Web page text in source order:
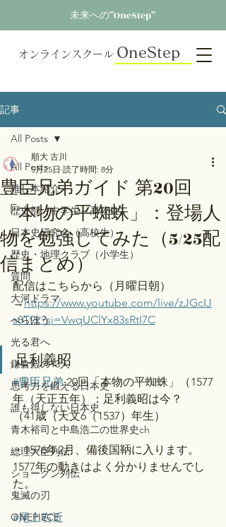
未来への”OneStep”
オンラインスクール OneStep
記事
All Posts
推し本紹介
歴史部（中学生～高校生）
日本史研究会（高校生）
歴史・地理クラブ（小学生）
質問
大河ドラマ
べらぼう
光る君へ
鎌倉殿の13人
思考力を鍛える日本史
誰も得しない日本史
青木裕司と中島浩二の世界史ch
総理大臣列伝
ショーグン列伝
鬼滅の刃
ONEPIECE
All Posts
豊臣兄弟ガイド 第20回
「本物の平蜘蛛」：登場人
物を勉強してみた（5/25配
信まとめ）
順大 古川
5月25日 読了時間: 8分
配信はこちらから（月曜日朝）
→https://www.youtube.com/live/zJGcIJ
s8T9k?si=VwqUClYx83sRtI7C
足利義昭
#豊臣兄弟 20回「本物の平蜘蛛」（1577
年（天正五年）：足利義昭は今？
（41歳（天文6（1537）年生）
・1576年2月、備後国鞆に入ります。
1577年の動きはよく分かりませんでし
た。
#尾上右近